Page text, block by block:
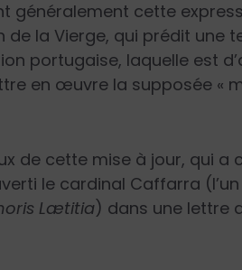
généralement cette
la Vierge, qui prédit une
portugaise, laquelle est
en œuvre la supposée «
de cette mise à jour, qui a
le cardinal Caffarra
Lætitia) dans une lettre